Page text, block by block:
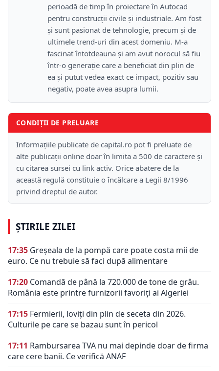
perioadă de timp în proiectare în Autocad
pentru construcții civile și industriale. Am fost
și sunt pasionat de tehnologie, precum și de
ultimele trend-uri din acest domeniu. M-a
fascinat întotdeauna și am avut norocul să fiu
într-o generație care a beneficiat din plin de
ea și putut vedea exact ce impact, pozitiv sau
negativ, poate avea asupra lumii.
CONDIȚII DE PRELUARE
Informațiile publicate de capital.ro pot fi preluate de
alte publicații online doar în limita a 500 de caractere și
cu citarea sursei cu link activ. Orice abatere de la
această regulă constituie o încălcare a Legii 8/1996
privind dreptul de autor.
ȘTIRILE ZILEI
17:35 Greșeala de la pompă care poate costa mii de
euro. Ce nu trebuie să faci după alimentare
17:20 Comandă de până la 720.000 de tone de grâu.
România este printre furnizorii favoriți ai Algeriei
17:15 Fermierii, loviți din plin de seceta din 2026.
Culturile pe care se bazau sunt în pericol
17:11 Rambursarea TVA nu mai depinde doar de firma
care cere banii. Ce verifică ANAF